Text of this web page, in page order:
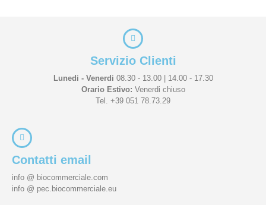
Servizio Clienti
Lunedi - Venerdi 08.30 - 13.00 | 14.00 - 17.30
Orario Estivo: Venerdi chiuso
Tel. +39 051 78.73.29
Contatti email
info @ biocommerciale.com
info @ pec.biocommerciale.eu